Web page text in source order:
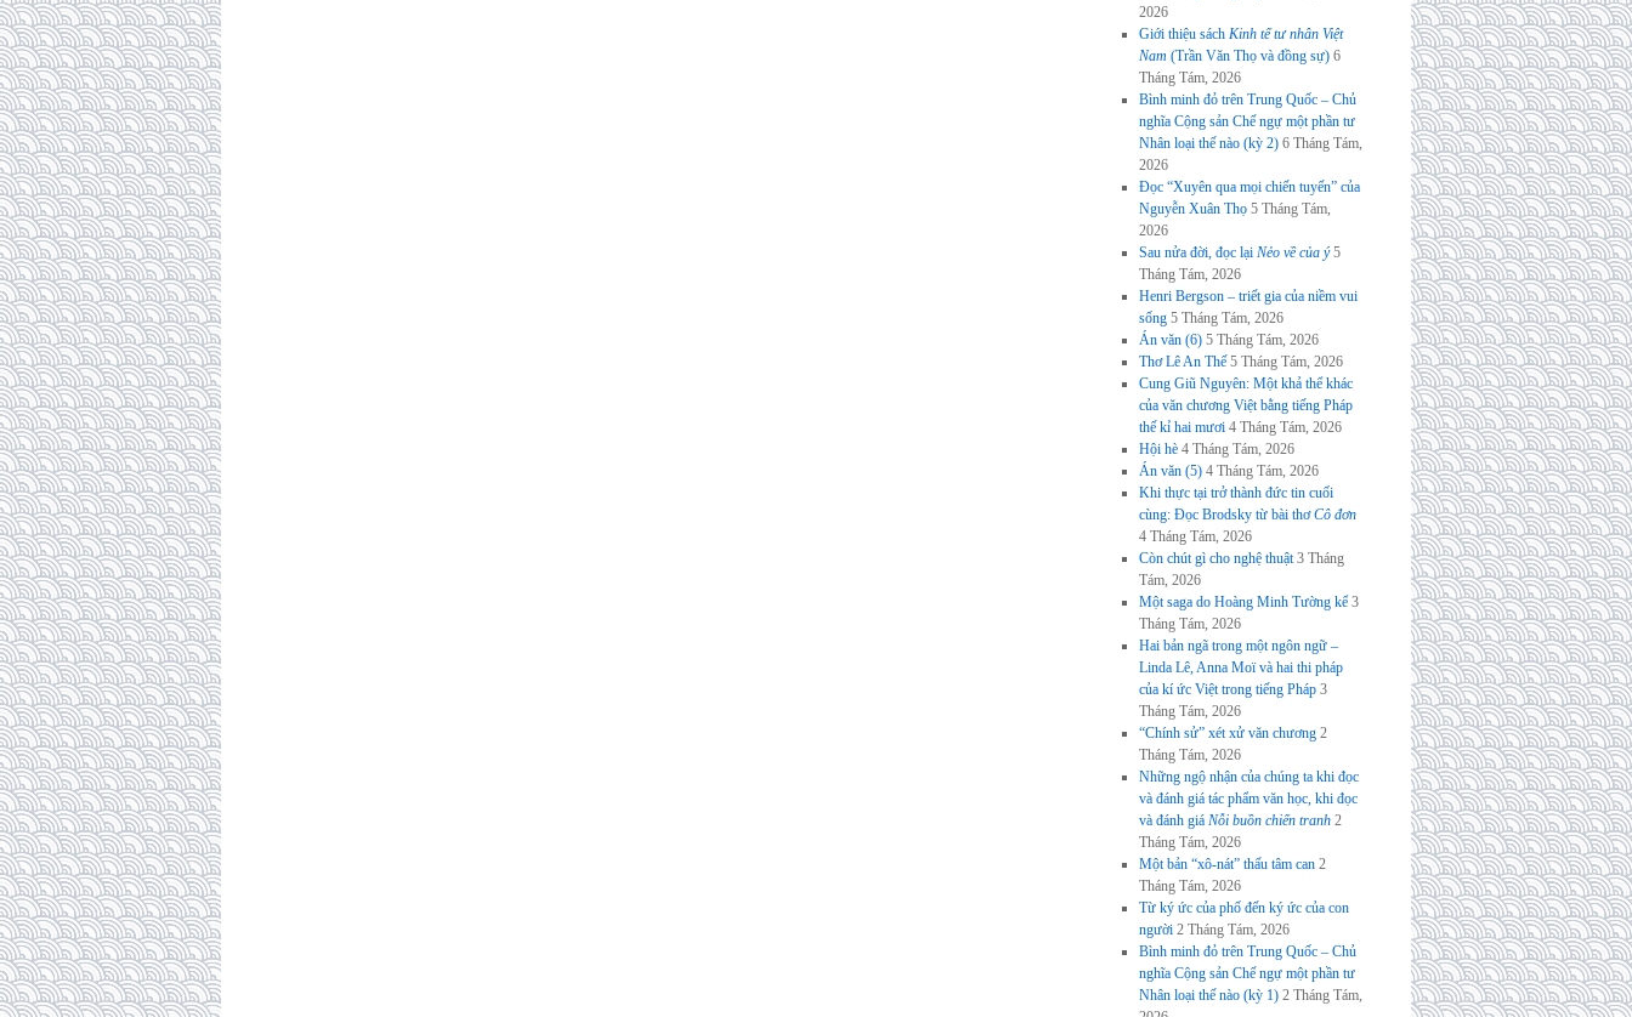
2026
Giới thiệu sách Kinh tế tư nhân Việt
Nam (Trần Văn Thọ và đồng sự) 6
Tháng Tám, 2026
Bình minh đỏ trên Trung Quốc – Chủ
nghĩa Cộng sản Chế ngự một phần tư
Nhân loại thế nào (kỳ 2) 6 Tháng Tám,
2026
Đọc “Xuyên qua mọi chiến tuyến” của
Nguyễn Xuân Thọ 5 Tháng Tám,
2026
Sau nửa đời, đọc lại Nẻo về của ý 5
Tháng Tám, 2026
Henri Bergson – triết gia của niềm vui
sống 5 Tháng Tám, 2026
Án văn (6) 5 Tháng Tám, 2026
Thơ Lê An Thế 5 Tháng Tám, 2026
Cung Giũ Nguyên: Một khả thể khác
của văn chương Việt bằng tiếng Pháp
thế kỉ hai mươi 4 Tháng Tám, 2026
Hội hè 4 Tháng Tám, 2026
Án văn (5) 4 Tháng Tám, 2026
Khi thực tại trở thành đức tin cuối
cùng: Đọc Brodsky từ bài thơCô đơn
4 Tháng Tám, 2026
Còn chút gì cho nghệ thuật 3 Tháng
Tám, 2026
Một saga do Hoàng Minh Tường kể 3
Tháng Tám, 2026
Hai bản ngã trong một ngôn ngữ –
Linda Lê, Anna Moï và hai thi pháp
của kí ức Việt trong tiếng Pháp 3
Tháng Tám, 2026
“Chính sử” xét xử văn chương 2
Tháng Tám, 2026
Những ngộ nhận của chúng ta khi đọc
và đánh giá tác phẩm văn học, khi đọc
và đánh giá Nỗi buồn chiến tranh 2
Tháng Tám, 2026
Một bản “xô-nát” thấu tâm can 2
Tháng Tám, 2026
Từ ký ức của phố đến ký ức của con
người 2 Tháng Tám, 2026
Bình minh đỏ trên Trung Quốc – Chủ
nghĩa Cộng sản Chế ngự một phần tư
Nhân loại thế nào (kỳ 1) 2 Tháng Tám,